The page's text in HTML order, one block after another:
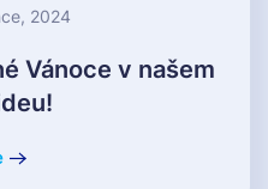
2024
Vánoce v našem